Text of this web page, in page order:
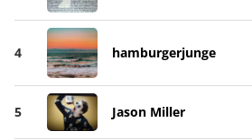
4 hamburgerjunge
5 Jason Miller